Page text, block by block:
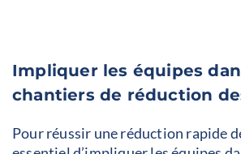
Impliquer les équipes
chantiers de réduction
Pour réussir une réduction rapide